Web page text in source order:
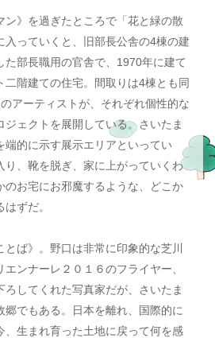
》を過ぎたところで「花と緑の散
入っていくと、旧部長公舎の4棟の建
た部長職用の官舎で、1970年に建て
二階建ての住宅。間取りは4棟とも同
アーティストが、それぞれ個性的な
ェクトを展開している。さいたま
端的に示す展示エリアといってい
り、靴を脱ぎ、家に上がっていくわ
のお宅にお邪魔するような、どこか
ずだ。
ば》。野口は非常に印象的な芝川
ンナーレ２０１６のフライヤー、
ろしてくれた写真家だが、さいたま
郷でもある。日本を離れ、国際的に
、生まれ育った土地に戻って何を感